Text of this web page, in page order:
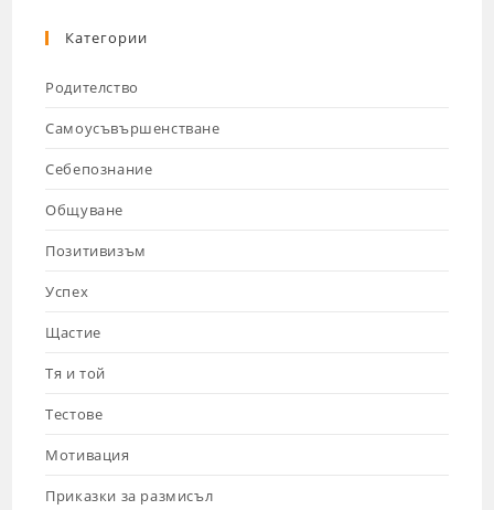
Категории
Родителство
Самоусъвършенстване
Себепознание
Общуване
Позитивизъм
Успех
Щастие
Тя и той
Тестове
Мотивация
Приказки за размисъл